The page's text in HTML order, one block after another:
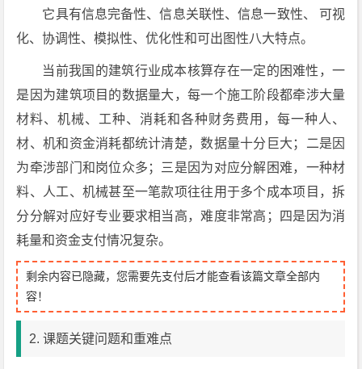
它具有信息完备性、信息关联性、信息一致性、 可视
化、协调性、模拟性、优化性和可出图性八大特点。
当前我国的建筑行业成本核算存在一定的困难性，一
是因为建筑项目的数据量大，每一个施工阶段都牵涉大量
材料、机械、工种、消耗和各种财务费用，每一种人、
材、机和资金消耗都统计清楚，数据量十分巨大；二是因
为牵涉部门和岗位众多；三是因为对应分解困难，一种材
料、人工、机械甚至一笔款项往往用于多个成本项目，拆
分分解对应好专业要求相当高，难度非常高；四是因为消
耗量和资金支付情况复杂。
剩余内容已隐藏，您需要先支付后才能查看该篇文章全部内
容！
2. 课题关键问题和重难点